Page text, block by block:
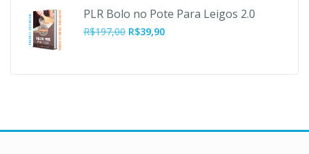
original
era:
R$37,00.
atual
é:
PLR Bolo no Pote Para Leigos 2.0
R$197,00 O
R$39,90O